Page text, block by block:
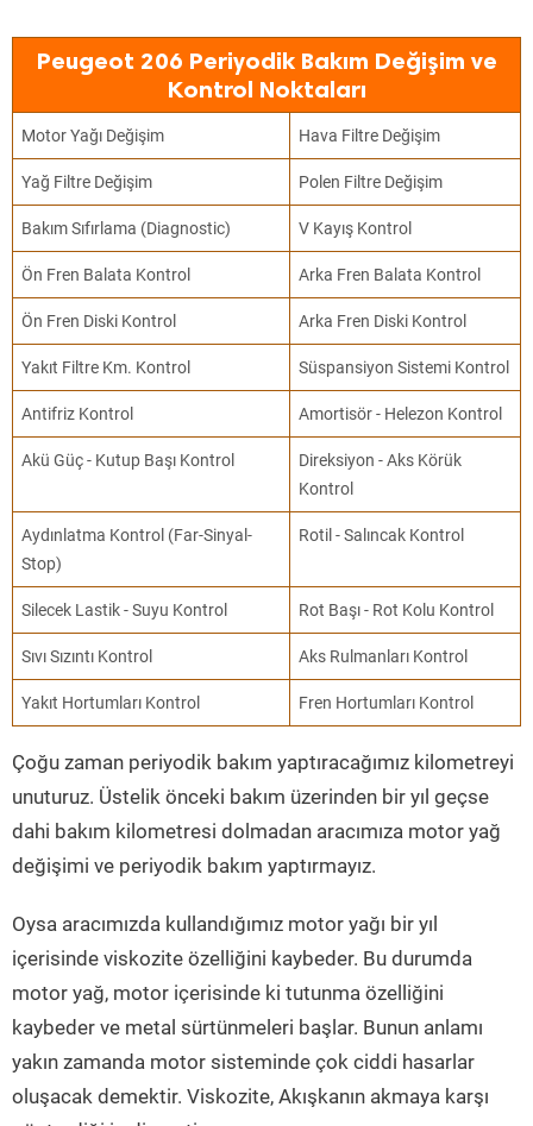
Peugeot 206 Periyodik Bakım Değişim ve
Kontrol Noktaları
Motor Yağı Değişim Hava Filtre Değişim
Yağ Filtre Değişim Polen Filtre Değişim
Bakım Sıfırlama (Diagnostic) V Kayış Kontrol
Ön Fren Balata Kontrol Arka Fren Balata Kontrol
Ön Fren Diski Kontrol Arka Fren Diski Kontrol
Yakıt Filtre Km. Kontrol Süspansiyon Sistemi Kontrol
Antifriz Kontrol Amortisör - Helezon Kontrol
Akü Güç - Kutup Başı Kontrol
Direksiyon - Aks Körük
Kontrol
Aydınlatma Kontrol (Far-Sinyal-
Stop)
Rotil - Salıncak Kontrol
Silecek Lastik - Suyu Kontrol Rot Başı - Rot Kolu Kontrol
Sıvı Sızıntı Kontrol Aks Rulmanları Kontrol
Yakıt Hortumları Kontrol Fren Hortumları Kontrol
Çoğu zaman periyodik bakım yaptıracağımız kilometreyi
unuturuz. Üstelik önceki bakım üzerinden bir yıl geçse
dahi bakım kilometresi dolmadan aracımıza motor yağ
değişimi ve periyodik bakım yaptırmayız.
Oysa aracımızda kullandığımız motor yağı bir yıl
içerisinde viskozite özelliğini kaybeder. Bu durumda
motor yağ, motor içerisinde ki tutunma özelliğini
kaybeder ve metal sürtünmeleri başlar. Bunun anlamı
yakın zamanda motor sisteminde çok ciddi hasarlar
oluşacak demektir. Viskozite, Akışkanın akmaya karşı